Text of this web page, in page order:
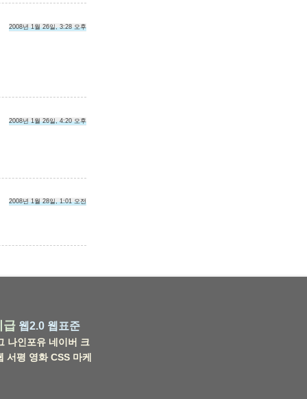
2008년 1월 26일, 3:28 오후
2008년 1월 26일, 4:20 오후
2008년 1월 28일, 1:01 오전
급 웹2.0 웹표준
나인포유 네이버 크
서평 영화 CSS 마케